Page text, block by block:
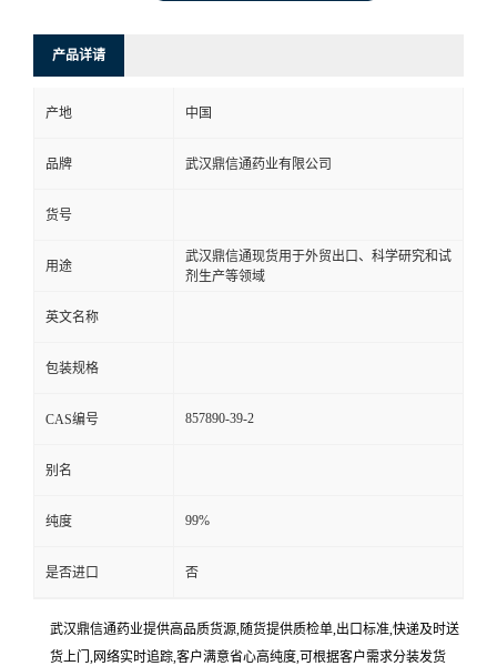
产品详请
产地 中国
品牌 武汉鼎信通药业有限公司
货号
用途
武汉鼎信通现货用于外贸出口、科学研究和试
剂生产等领域
英文名称
包装规格
CAS编号 857890-39-2
别名
纯度 99%
是否进口 否
武汉鼎信通药业提供高品质货源,随货提供质检单,出口标准,快递及时送
货上门,网络实时追踪,客户满意省心高纯度,可根据客户需求分装发货